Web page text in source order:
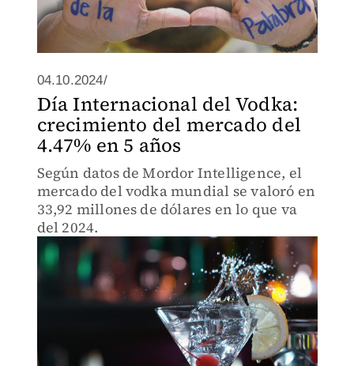
04.10.2024/
Día Internacional del Vodka:
crecimiento del mercado del
4.47% en 5 años
Según datos de Mordor Intelligence, el
mercado del vodka mundial se valoró en
33,92 millones de dólares en lo que va
del 2024.